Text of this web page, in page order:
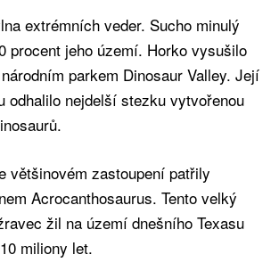
extrémních veder. Sucho minulý
procent jeho území. Horko vysušilo
parkem Dinosaur Valley. Její
odhalilo nejdelší stezku vytvořenou
většinovém zastoupení patřily
Acrocanthosaurus. Tento velký
žil na území dnešního Texasu
miliony let.